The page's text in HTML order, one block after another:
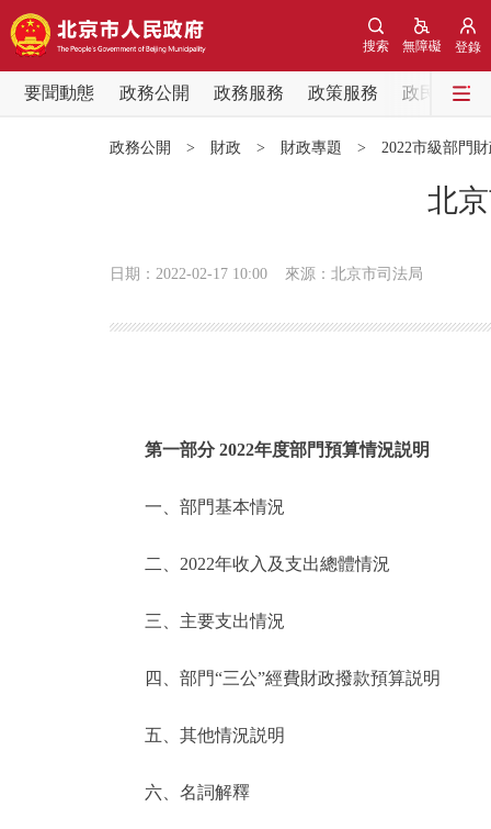
登錄
無障礙
搜索
要聞動態 政務公開 政務服務 政策服務
政民互動
便民服務
仲介服務
政務公開 > 財政 > 財政專題 > 2022市級部門
北
日期：2022-02-17 10:00 來源：北京市司法局
第一部分 2022年度部門預算情況説明
一、部門基本情況
二、2022年收入及支出總體情況
三、主要支出情況
四、部門“三公”經費財政撥款預算説明
五、其他情況説明
六、名詞解釋